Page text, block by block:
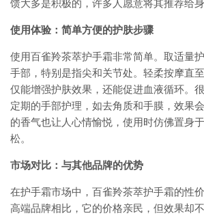
馈大多是积极的，许多人愿意将其推荐给身
使用体验：简单方便的护肤步骤
使用百雀羚茶萃护手霜非常简单。取适量
手部，特别是指尖和关节处。轻柔按摩直
仅能增强护肤效果，还能促进血液循环。
定期的手部护理，如去角质和手膜，效果
的香气也让人心情愉悦，使用时仿佛置身
松。
市场对比：与其他品牌的优势
在护手霜市场中，百雀羚茶萃护手霜的性
高端品牌相比，它的价格亲民，但效果却